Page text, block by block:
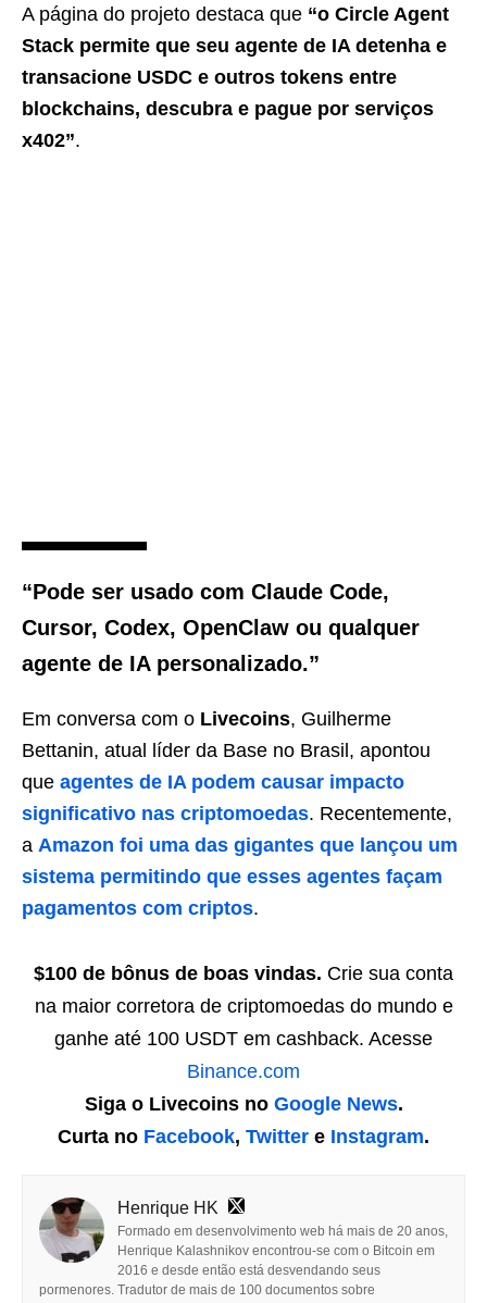
A página do projeto destaca que “o Circle Agent
Stack permite que seu agente de IA detenha e
transacione USDC e outros tokens entre
blockchains, descubra e pague por serviços
x402”.
“Pode ser usado com Claude Code,
Cursor, Codex, OpenClaw ou qualquer
agente de IA personalizado.”
Em conversa com o Livecoins, Guilherme
Bettanin, atual líder da Base no Brasil, apontou
que agentes de IA podem causar impacto
significativo nas criptomoedas. Recentemente,
a Amazon foi uma das gigantes que lançou um
sistema permitindo que esses agentes façam
pagamentos com criptos.
$100 de bônus de boas vindas. Crie sua conta
na maior corretora de criptomoedas do mundo e
ganhe até 100 USDT em cashback. Acesse
Binance.com
Siga o Livecoins no Google News.
Curta no Facebook, Twitter e Instagram.
Henrique HK
Formado em desenvolvimento web há mais de 20 anos,
Henrique Kalashnikov encontrou-se com o Bitcoin em
2016 e desde então está desvendando seus
pormenores. Tradutor de mais de 100 documentos sobre